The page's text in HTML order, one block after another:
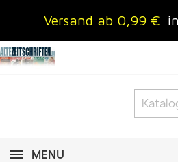
Versand ab 0,99 €
MENU